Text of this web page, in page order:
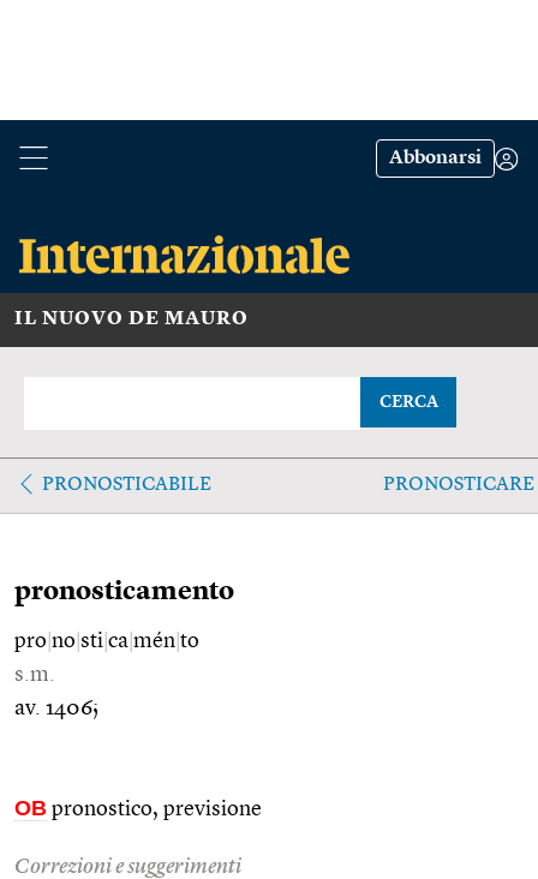
Abbonarsi
IL NUOVO DE MAURO
CERCA
PRONOSTICABILE PRONOSTICARE
pronosticamento
pro no sti ca mén to
s.m.
av. 1406;
OB pronostico, previsione
Correzioni e suggerimenti